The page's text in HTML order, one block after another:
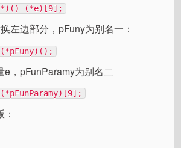
(*e)[9];
左边部分，pFuny为别名一：
e，pFunParamy为别名二